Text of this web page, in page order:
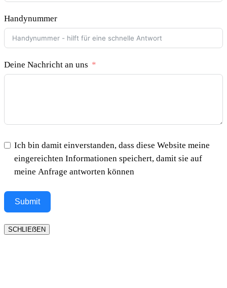
Handynummer
Deine Nachricht an uns
Ich bin damit einverstanden, dass diese Website meine
eingereichten Informationen speichert, damit sie auf
meine Anfrage antworten können
Submit
SCHLIEẞEN